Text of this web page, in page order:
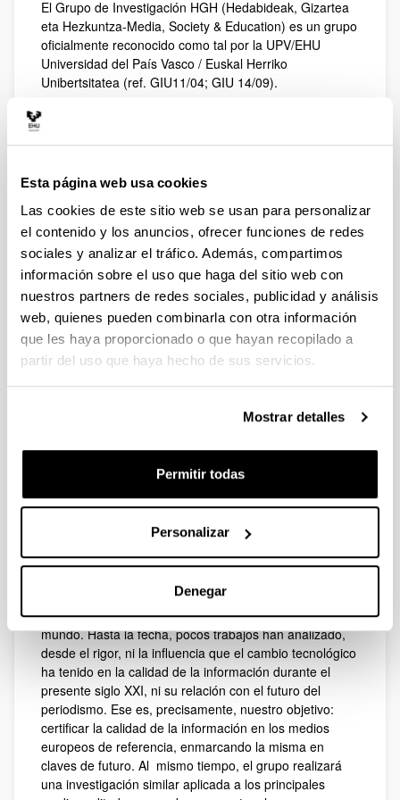
Esta página web usa cookies
Las cookies de este sitio web se usan para personalizar
el contenido y los anuncios, ofrecer funciones de redes
sociales y analizar el tráfico. Además, compartimos
información sobre el uso que haga del sitio web con
nuestros partners de redes sociales, publicidad y análisis
web, quienes pueden combinarla con otra información
que les haya proporcionado o que hayan recopilado a
partir del uso que haya hecho de sus servicios.
Mostrar detalles
Permitir todas
Personalizar
Denegar
El Grupo de Investigación HGH (Hedabideak, Gizartea
eta Hezkuntza-Media, Society & Education) es un grupo
oficialmente reconocido como tal por la UPV/EHU
Universidad del País Vasco / Euskal Herriko
Unibertsitatea (ref. GIU11/04; GIU 14/09).
Fue creado en 2003 por varios profesores e
universidad. Se trata de un grupo firmemente
diferentes perspectivas pueden abordarse con rigor la
búsqueda de soluciones a los interrogantes que hoy
tiene planteados la sociedad en su conjunto y el mundo
de la comunicación en particular.
En la actualidad, HGH está dirigido por la Profesora
Titular Carmen Peñafiel Saiz, del Departamento de
Periodismo. HGH trabaja en estos momentos en tres
líneas de investigación relacionadas entre sí: futuro del
periodismo, calidad de la información y medios en
lenguas minorizadas. Otras líneas de investigación que,
ocasionalmente, también trabaja o ha trabajado el
Periodismo especializado, Gabinetes de Comunicación,
Comunicación y Salud, Estudios relacionados con los/as
profesionales de la información, Seguridad de los/as
periodistas, y Comunicación transmedia. Todas estas
líneas de investigación tienen una evidente actualidad y
todo indica que así seguirá ocurriendo en los próximos
provocado cambios drásticos en la oferta de la práctica
totalidad de los medios de comunicación en todo el
mundo. Hasta la fecha, pocos trabajos han analizado,
desde el rigor, ni la influencia que el cambio tecnológico
ha tenido en la calidad de la información durante el
presente siglo XXI, ni su relación con el futuro del
periodismo. Ese es, precisamente, nuestro objetivo:
certificar la calidad de la información en los medios
europeos de referencia, enmarcando la misma en
claves de futuro. Al mismo tiempo, el grupo realizará
una investigación similar aplicada a los principales